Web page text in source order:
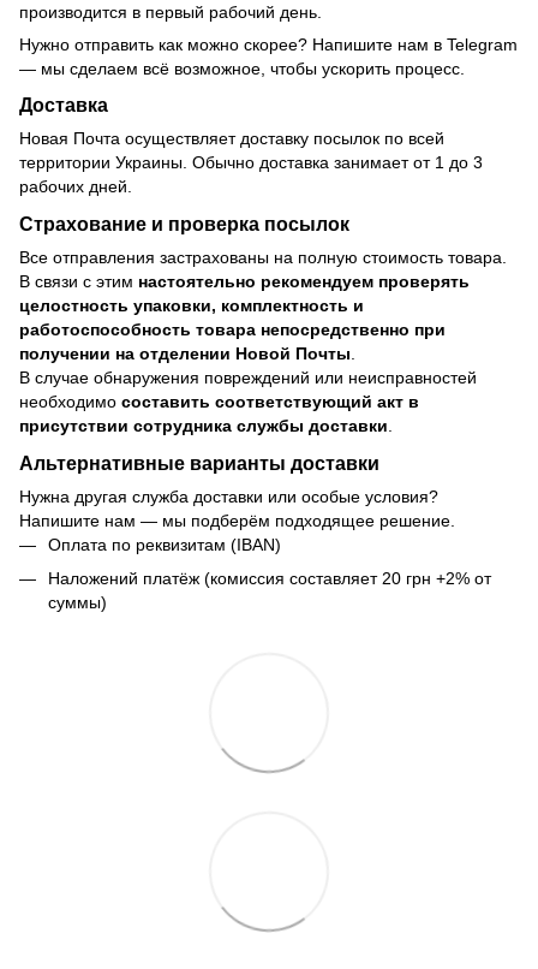
производится в первый рабочий день.
Нужно отправить как можно скорее? Напишите нам в Telegram
— мы сделаем всё возможное, чтобы ускорить процесс.
Доставка
Новая Почта осуществляет доставку посылок по всей
территории Украины. Обычно доставка занимает от 1 до 3
рабочих дней.
Страхование и проверка посылок
Все отправления застрахованы на полную стоимость товара.
В связи с этим настоятельно рекомендуем проверять
целостность упаковки, комплектность и
работоспособность товара непосредственно при
получении на отделении Новой Почты
В случае обнаружения повреждений или неисправностей
необходимо составить соответствующий акт в
присутствии сотрудника службы доставки
Альтернативные варианты доставки
Нужна другая служба доставки или особые условия?
Напишите нам — мы подберём подходящее решение.
Оплата по реквизитам (IBAN)
Наложений платёж (комиссия составляет 20 грн +2% от
суммы)